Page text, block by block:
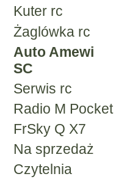
Kuter rc
Żaglówka rc
Auto Amewi
SC
Serwis rc
Radio M Pocket
FrSky Q X7
Na sprzedaż
Czytelnia